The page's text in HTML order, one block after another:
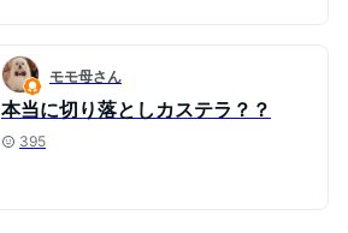
モモ母さん
本当に切り落としカステラ？？
395